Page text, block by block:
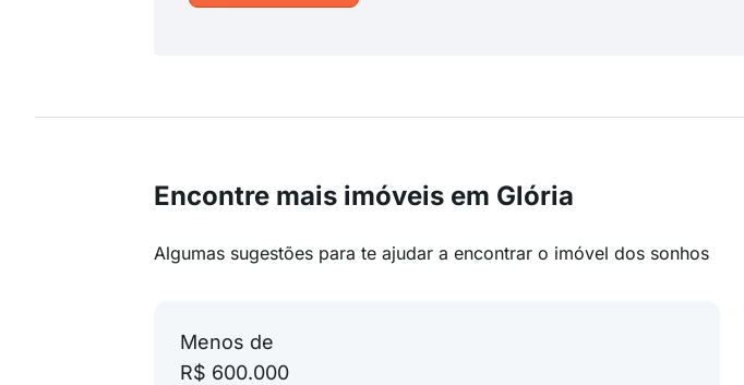
Encontre mais imóveis em Glória
Algumas sugestões para te ajudar a encontrar o imóvel dos sonhos
Menos de
R$ 600.000